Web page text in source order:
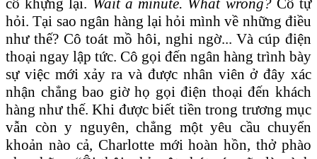
cô khựng lại. Wait a minute. What wrong?Cô tự
hỏi. Tại sao ngân hàng lại hỏi mình về những điều
như thế? Cô toát mồ hôi, nghi ngờ... Và cúp điện
thoại ngay lập tức. Cô gọi đến ngân hàng trình bày
sự việc mới xảy ra và được nhân viên ở đây xác
nhận chẳng bao giờ họ gọi điện thoại đến khách
hàng như thế. Khi được biết tiền trong trương mục
vẫn còn y nguyên, chẳng một yêu cầu chuyển
khoản nào cả, Charlotte mới hoàn hồn, thở phào